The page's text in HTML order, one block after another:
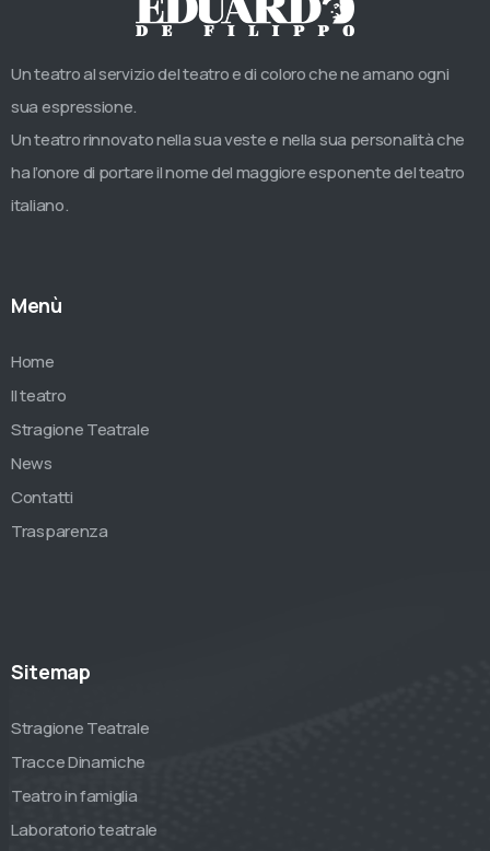
Un teatro al servizio del teatro e di coloro che ne amano ogni
sua espressione.
Un teatro rinnovato nella sua veste e nella sua personalità che
ha l’onore di portare il nome del maggiore esponente del teatro
italiano.
Menù
Home
Il teatro
Stragione Teatrale
News
Contatti
Trasparenza
Sitemap
Stragione Teatrale
Tracce Dinamiche
Teatro in famiglia
Laboratorio teatrale